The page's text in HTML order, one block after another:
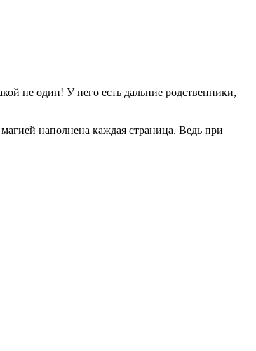
не один! У него есть дальние родственники,
наполнена каждая страница. Ведь при